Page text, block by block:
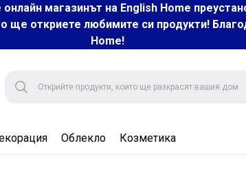
магазинът на English Home
ще откриете любимите си продукти!
Home!
Облекло Козметика